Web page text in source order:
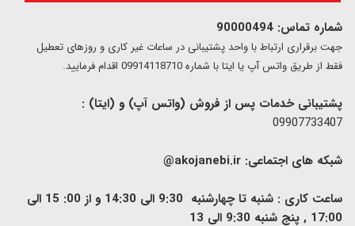
شماره تماس: 90000494
​​جهت برقراری ارتباط با واحد پشتیبانی در ساعات غیر کاری و روزهای تعطیل
فقط از طریق واتس آپ یا ایتا با شماره 09914118710 اقدام فرمایید.
پشتیبانی خدمات پس از فروش (واتس آپ) و (ایتا) :
09907733407
شبکه های اجتماعی: akojanebi.ir@
ساعت کاری : شنبه تا چهارشنبه 9:30 الی 14:30 و از 00: 15 الی
17:00 , پنج شنبه 9:30 الی 13